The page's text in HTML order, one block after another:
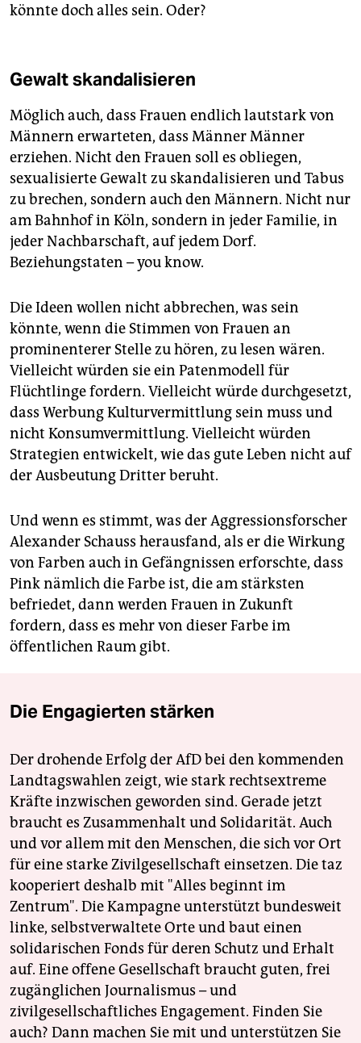
könnte doch alles sein. Oder?
Gewalt skandalisieren
Möglich auch, dass Frauen endlich lautstark von
Männern erwarteten, dass Männer Männer
erziehen. Nicht den Frauen soll es obliegen,
sexualisierte Gewalt zu skandalisieren und Tabus
zu brechen, sondern auch den Männern. Nicht nur
am Bahnhof in Köln, sondern in jeder Familie, in
jeder Nachbarschaft, auf jedem Dorf.
Beziehungstaten – you know.
Die Ideen wollen nicht abbrechen, was sein
könnte, wenn die Stimmen von Frauen an
prominenterer Stelle zu hören, zu lesen wären.
Vielleicht würden sie ein Patenmodell für
Flüchtlinge fordern. Vielleicht würde durchgesetzt,
dass Werbung Kulturvermittlung sein muss und
nicht Konsumvermittlung. Vielleicht würden
Strategien entwickelt, wie das gute Leben nicht auf
der Ausbeutung Dritter beruht.
Und wenn es stimmt, was der Aggressionsforscher
Alexander Schauss herausfand, als er die Wirkung
von Farben auch in Gefängnissen erforschte, dass
Pink nämlich die Farbe ist, die am stärksten
befriedet, dann werden Frauen in Zukunft
fordern, dass es mehr von dieser Farbe im
öffentlichen Raum gibt.
Die Engagierten stärken
Der drohende Erfolg der AfD bei den kommenden
Landtagswahlen zeigt, wie stark rechtsextreme
Kräfte inzwischen geworden sind. Gerade jetzt
braucht es Zusammenhalt und Solidarität. Auch
und vor allem mit den Menschen, die sich vor Ort
für eine starke Zivilgesellschaft einsetzen. Die taz
kooperiert deshalb mit "Alles beginnt im
Zentrum". Die Kampagne unterstützt bundesweit
linke, selbstverwaltete Orte und baut einen
solidarischen Fonds für deren Schutz und Erhalt
auf. Eine offene Gesellschaft braucht guten, frei
zugänglichen Journalismus – und
zivilgesellschaftliches Engagement. Finden Sie
auch? Dann machen Sie mit und unterstützen Sie